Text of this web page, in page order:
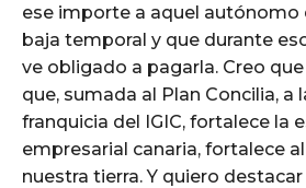
ese importe a aquel autónomo
baja temporal y que durante
ve obligado a pagarla. Creo
que, sumada al Plan Concilia, a
franquicia del IGIC, fortalece la
empresarial canaria, fortalece
nuestra tierra. Y quiero